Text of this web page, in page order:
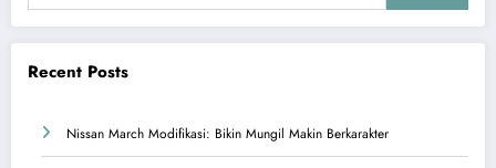
Recent Posts
Nissan March Modifikasi: Bikin Mungil Makin Berkarakter